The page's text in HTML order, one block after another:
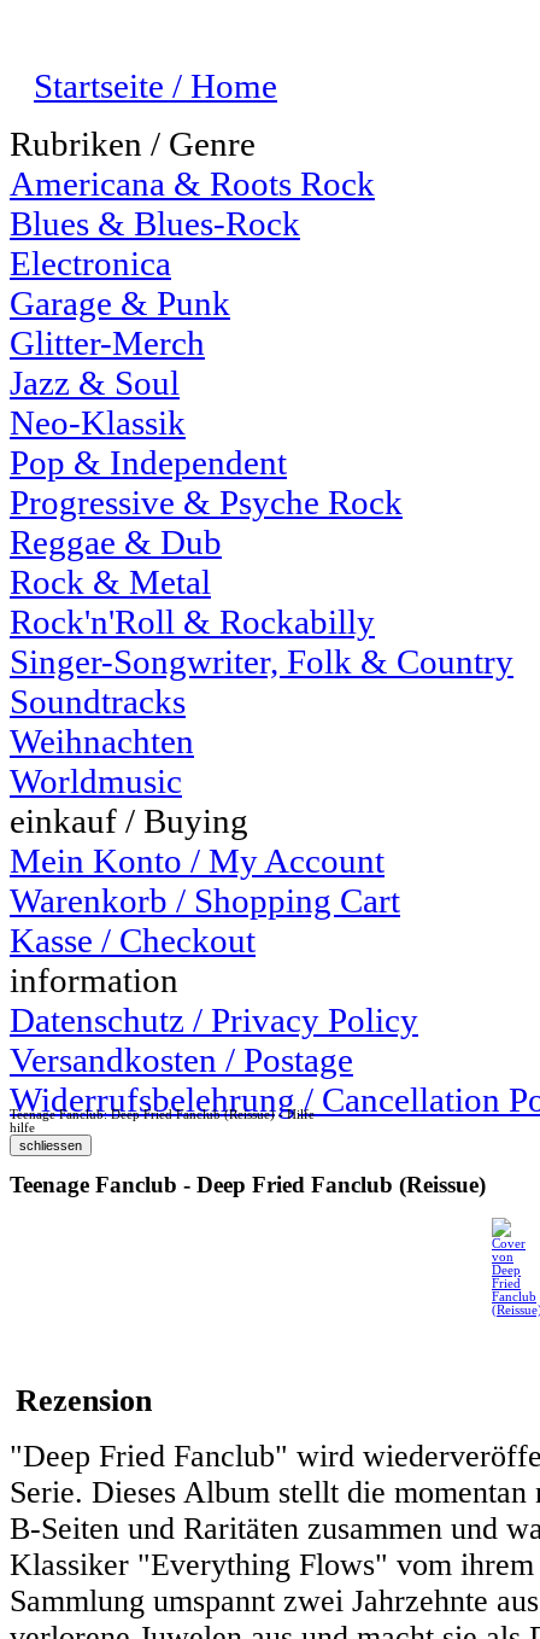
Startseite / Home
Rubriken / Genre
Americana & Roots Rock
Blues & Blues-Rock
Electronica
Garage & Punk
Glitter-Merch
Jazz & Soul
Neo-Klassik
Pop & Independent
Progressive & Psyche Rock
Reggae & Dub
Rock & Metal
Rock'n'Roll & Rockabilly
Singer-Songwriter, Folk & Country
Soundtracks
Weihnachten
Worldmusic
einkauf / Buying
Mein Konto / My Account
Warenkorb / Shopping Cart
Kasse / Checkout
information
Datenschutz / Privacy Policy
Versandkosten / Postage
Widerrufsbelehrung / Cancellation
Teenage Fanclub: Deep Fried Fanclub (Reissue) - Hilfe
hilfe
Teenage Fanclub - Deep Fried Fanclub (Reissue)
Rezension
"Deep Fried Fanclub" wird
Serie. Dieses Album stellt die
B-Seiten und Raritäten zusammen und
Klassiker "Everything Flows" vom
Sammlung umspannt zwei Jahrzehnte